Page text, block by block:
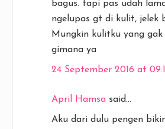
bagus. tapi pas udah
ngelupas gt di kulit, jelek
Mungkin kulitku yang gak
gimana ya
24 September 2016 at
April Hamsa said...
Aku dari dulu pengen